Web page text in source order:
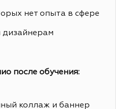
нет опыта в сфере
после обучения:
коллаж и баннер